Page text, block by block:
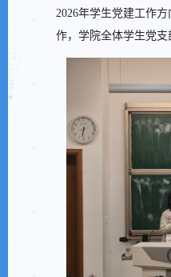
2026年学生党建工作
作，学院全体学生党支